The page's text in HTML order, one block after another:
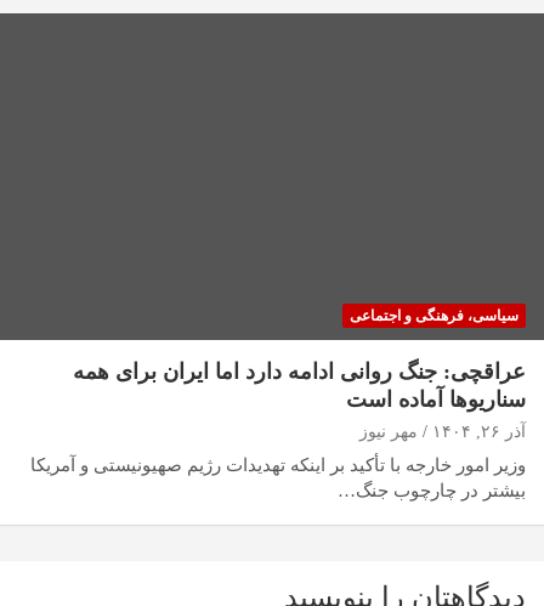
سیاسی، فرهنگی و اجتماعی
عراقچی: جنگ روانی ادامه دارد اما ایران برای همه
سناریوها آماده است
آذر ۲۶, ۱۴۰۴ مهر نیوز
وزیر امور خارجه با تأکید بر اینکه تهدیدات رژیم صهیونیستی و آمریکا
بیشتر در چارچوب جنگ…
دیدگاهتان را بنویسید